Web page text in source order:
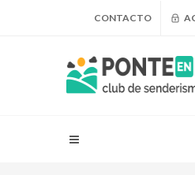
CONTACTO